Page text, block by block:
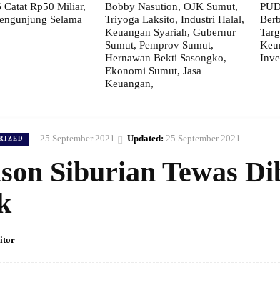
Catat Rp50 Miliar,
Selama
Bobby Nasution, OJK Sumut,
Triyoga Laksito, Industri Halal,
Keuangan Syariah, Gubernur
Sumut, Pemprov Sumut,
Hernawan Bekti Sasongko,
Ekonomi Sumut, Jasa
Keuangan,
25 September 2021 Updated: 25 September 2021
Siburian Tewas